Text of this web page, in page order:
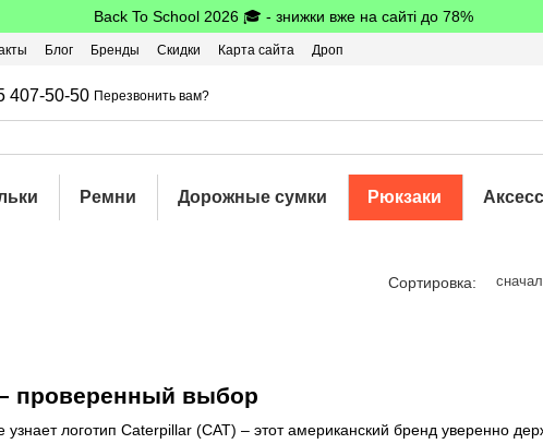
Back To School 2026 🎓 - знижки вже на сайті до 78%
Блог Бренды Скидки Карта сайта
Дроп
407-50-50 Перезвонить вам?
Ремни Дорожные сумки Рюкзаки
Сортировка:
проверенный выбор
узнает логотип Caterpillar (CAT) – этот американский бренд уверенно